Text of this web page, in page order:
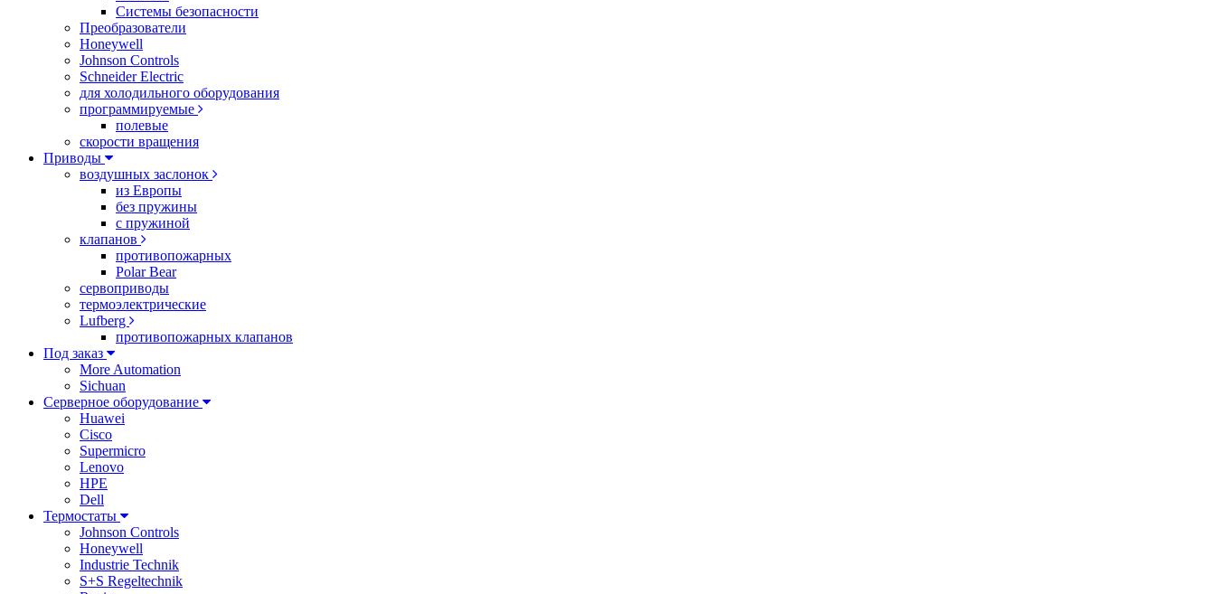
Системы безопасности
Преобразователи
Honeywell
Johnson Controls
Schneider Electric
для холодильного оборудования
программируемые
полевые
скорости вращения
Приводы
воздушных заслонок
из Европы
без пружины
с пружиной
клапанов
противопожарных
Polar Bear
сервоприводы
термоэлектрические
Lufberg
противопожарных клапанов
Под заказ
More Automation
Sichuan
Серверное оборудование
Huawei
Cisco
Supermicro
Lenovo
HPE
Dell
Термостаты
Johnson Controls
Honeywell
Industrie Technik
S+S Regeltechnik